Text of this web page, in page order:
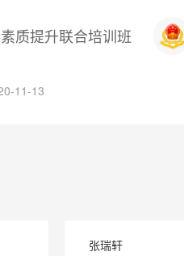
质提升联合培训班
11-13
张瑞轩